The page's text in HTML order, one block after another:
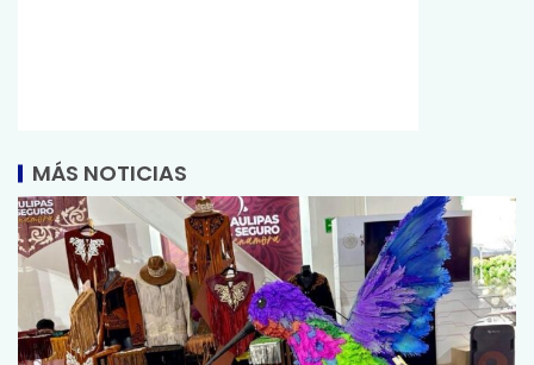
MÁS NOTICIAS